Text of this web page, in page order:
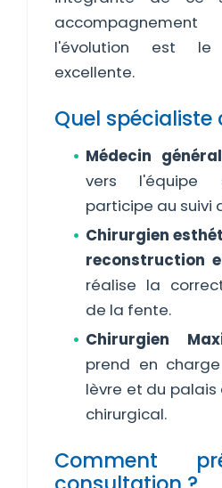
l'évolution est le
excellente.
Quel spécialiste
Médecin
vers l'équipe
participe au suivi
Chirurgien
reconstruction
réalise la
de la fente.
Chirurgien
prend en
lèvre et du palais
chirurgical.
Comment